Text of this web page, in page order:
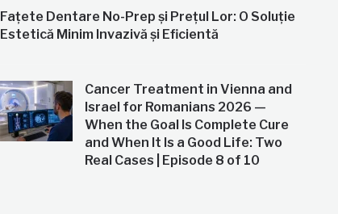
Fațete Dentare No-Prep și Prețul Lor: O Soluție
Estetică Minim Invazivă și Eficientă
Cancer Treatment in Vienna and
Israel for Romanians 2026 —
When the Goal Is Complete Cure
and When It Is a Good Life: Two
Real Cases | Episode 8 of 10